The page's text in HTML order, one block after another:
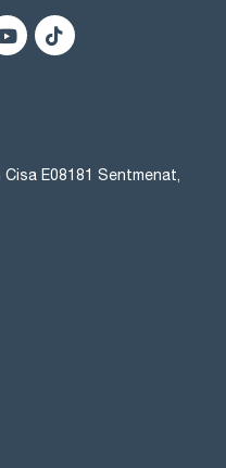
Cisa E08181 Sentmenat,